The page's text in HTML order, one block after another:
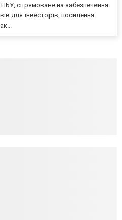
спрямоване на забезпечення
для інвесторів, посилення